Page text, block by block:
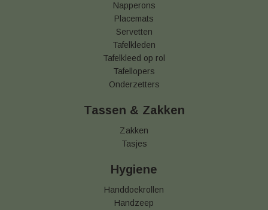
Napperons
Placemats
Servetten
Tafelkleden
Tafelkleed op rol
Tafellopers
Onderzetters
Tassen & Zakken
Zakken
Tasjes
Hygiene
Handdoekrollen
Handzeep